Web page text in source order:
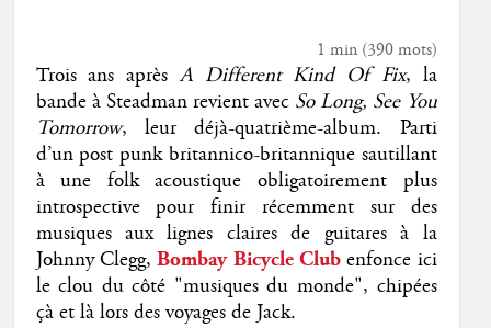
1 min(390mots)
Trois ans aprèsA Different Kind Of Fix, la
bande à Steadman revient avec So Long, See You
Tomorrow, leur déjà-quatrième-album. Parti
d’un post punk britannico-britannique sautillant
à une folk acoustique obligatoirement plus
introspective pour finir récemment sur des
musiques aux lignes claires de guitares à la
Johnny Clegg, Bombay Bicycle Clubenfonce ici
le clou du côté "musiques du monde", chipées
çà et là lors des voyages de Jack.